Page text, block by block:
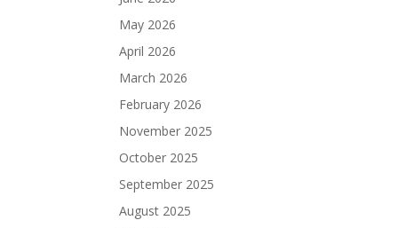
May 2026
April 2026
March 2026
February 2026
November 2025
October 2025
September 2025
August 2025